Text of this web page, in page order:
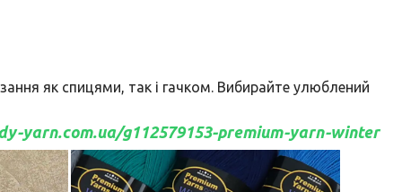
як спицями, так і гачком. Вибирайте улюблений
yarn.com.ua/g112579153-premium-yarn-winter